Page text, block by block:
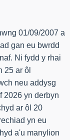
01/09/2007 a
gan eu bwrdd
Ni fydd y rhai
25 ar ôl
neu addysg
2026 yn derbyn
ar ôl 20
yn eu
a'u manylion